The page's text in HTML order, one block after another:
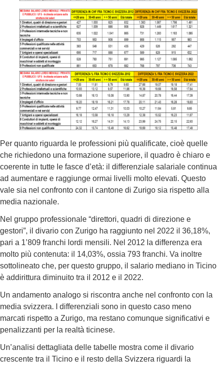
Per quanto riguarda le professioni più qualificate, cioè quelle
che richiedono una formazione superiore, il quadro è chiaro e
coerente in tutte le fasce d’età: il differenziale salariale continua
ad aumentare e raggiunge ormai livelli molto elevati. Questo
vale sia nel confronto con il cantone di Zurigo sia rispetto alla
media nazionale.
Nel gruppo professionale “direttori, quadri di direzione e
gestori”, il divario con Zurigo ha raggiunto nel 2022 il 36,18%,
pari a 1’809 franchi lordi mensili. Nel 2012 la differenza era
molto più contenuta: il 14,03%, ossia 793 franchi. Va inoltre
sottolineato che, per questo gruppo, il salario mediano in Ticino
è addirittura diminuito tra il 2012 e il 2022.
Un andamento analogo si riscontra anche nel confronto con la
media svizzera. I differenziali sono in questo caso meno
marcati rispetto a Zurigo, ma restano comunque significativi e
penalizzanti per la realtà ticinese.
Un’analisi dettagliata delle tabelle mostra come il divario
crescente tra il Ticino e il resto della Svizzera riguardi la